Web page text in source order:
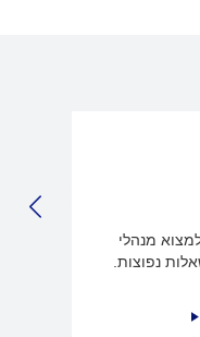
מנהלי
נפוצות.